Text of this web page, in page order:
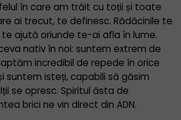
în care am trăit cu toții și toate
ai trecut, te definesc. Rădăcinile te
ajută oriunde te-ai afla în lume.
nativ în noi: suntem extrem de
incredibil de repede în orice
suntem isteți, capabili să găsim
se opresc. Spiritul ăsta de
brici ne vin direct din ADN.